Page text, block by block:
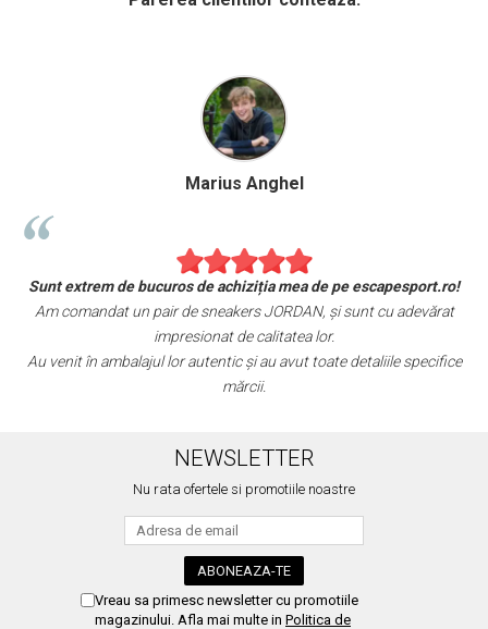
Marius Anghel
Sunt extrem de bucuros de achiziția mea de pe escapesport.ro!
Am comandat un pair de sneakers JORDAN, și sunt cu adevărat
impresionat de calitatea lor.
Au venit în ambalajul lor autentic și au avut toate detaliile specifice
mărcii.
NEWSLETTER
Nu rata ofertele si promotiile noastre
Vreau sa primesc newsletter cu promotiile
magazinului. Afla mai multe in Politica de